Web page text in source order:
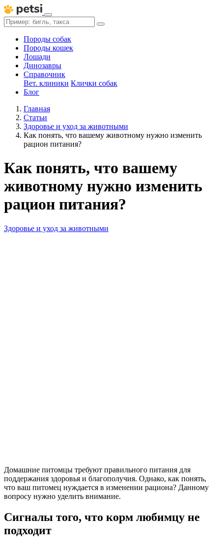
Породы собак
Породы кошек
Лошади
Динозавры
Справочник
Вет. клиники Клички собак
Блог
Главная
Статьи
Здоровье и уход за животными
Как понять, что вашему животному нужно изменить
рацион питания?
Как понять, что вашему
животному нужно изменить
рацион питания?
Здоровье и уход за животными
Домашние питомцы требуют правильного питания для
поддержания здоровья и благополучия. Однако, как понять,
что ваш питомец нуждается в изменении рациона? Данному
вопросу нужно уделить внимание.
Сигналы того, что корм любимцу не
подходит